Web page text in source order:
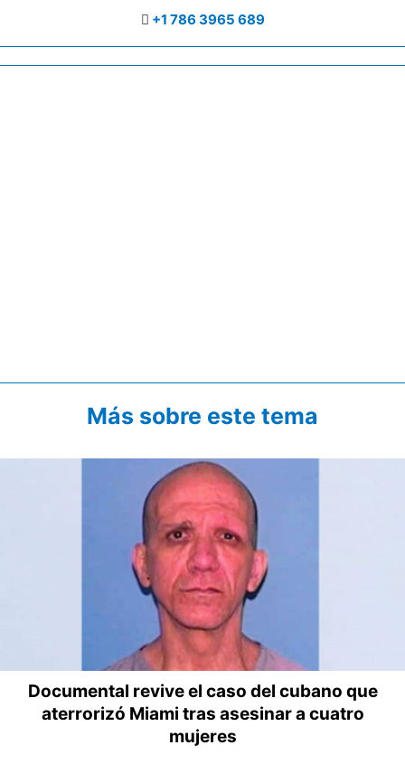
+1 786 3965 689
Más sobre este tema
Documental revive el caso del cubano que
aterrorizó Miami tras asesinar a cuatro
mujeres